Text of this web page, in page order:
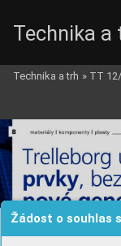
Žádost o souhlas
Technika a
Technika a trh » TT